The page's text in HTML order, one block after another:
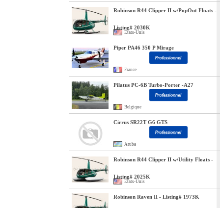
Robinson R44 Clipper II w/PopOut Floats -
Listing# 2030K
Etats-Unis
Piper PA46 350 P Mirage
France
Pilatus PC-6B Turbo-Porter -A27
Belgique
Cirrus SR22T G6 GTS
Aruba
Robinson R44 Clipper II w/Utility Floats -
Listing# 2025K
Etats-Unis
Robinson Raven II - Listing# 1973K